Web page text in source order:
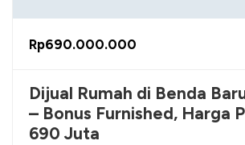
Rp690.000.000
Dijual Rumah di Benda
– Bonus Furnished, Harga
690 Juta